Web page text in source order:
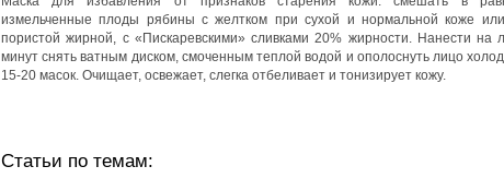
измельченные плоды рябины с желтком при сухой и нормальной коже
пористой жирной, с «Пискаревскими» сливками 20% жирности. Нанести на
минут снять ватным диском, смоченным теплой водой и ополоснуть лицо
15-20 масок. Очищает, освежает, слегка отбеливает и тонизирует кожу.
Статьи по темам: